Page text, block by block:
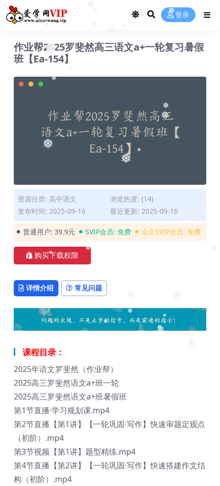
❅
❅
❅
❅
❅
❅
❅
❅
❅
❅
❅
❅
登录
作业帮2025罗斐然高三语文a+一轮复习暑假
班【Ea-154】
资源分类: 高中语文
浏览热度: (14)
发布时间: 2025-09-16
最近更新: 2025-09-16
普通用户: 39.9元 SVIP会员: 免费 永久SVIP会员: 免费
购买下载权限
详情介绍 常见问题
课程目录：
2025年语文罗斐然（作业帮）
2025高三罗斐然语文a+班一轮
2025高三罗斐然语文a+班暑假班
第1节直播·学习规划课.mp4
第2节直播【第1讲】【一轮巩固·写作】快速审题定观点
（初阶）.mp4
第3节视频【第1讲】题型精练.mp4
第4节直播【第2讲】【一轮巩固·写作】快速搭建作文结
构（初阶）.mp4